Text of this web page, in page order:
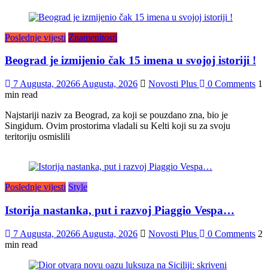
Poslednje vijesti Znamenitosti
Beograd je izmijenio čak 15 imena u svojoj istoriji !
7 Augusta, 20266 Augusta, 2026 Novosti Plus 0 Comments 1
min read
Najstariji naziv za Beograd, za koji se pouzdano zna, bio je
Singidum. Ovim prostorima vladali su Kelti koji su za svoju
teritoriju osmislili
Poslednje vijesti Style
Istorija nastanka, put i razvoj Piaggio Vespa…
7 Augusta, 20266 Augusta, 2026 Novosti Plus 0 Comments 2
min read